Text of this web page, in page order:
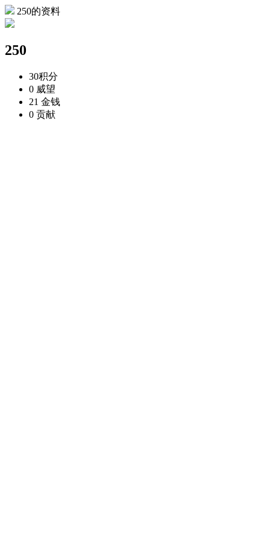
250的资料
250
30积分
0 威望
21 金钱
0 贡献